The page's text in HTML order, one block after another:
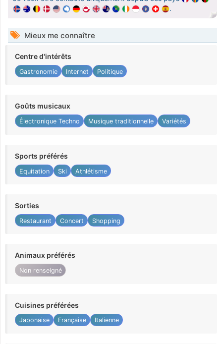
.
Mieux me connaître
Centre d'intérêts
Gastronomie Internet Politique
Goûts musicaux
Électronique Techno Musique traditionnelle Variétés
Sports préférés
Equitation Ski Athlétisme
Sorties
Restaurant Concert Shopping
Animaux préférés
Non renseigné
Cuisines préférées
Japonaise Française Italienne